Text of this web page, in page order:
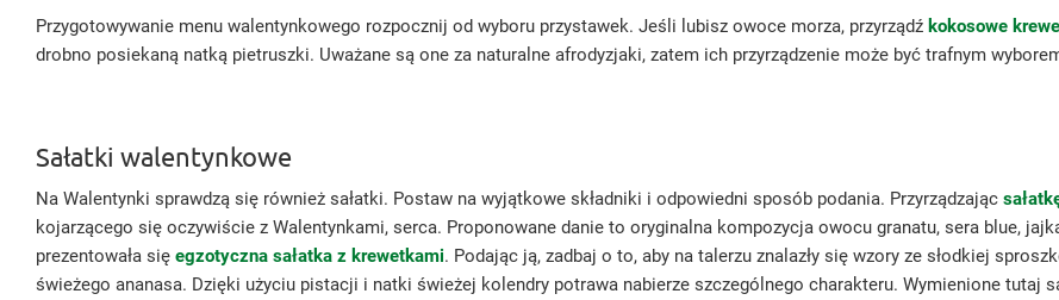
Przygotowywanie menu walentynkowego rozpocznij od wyboru przystawek. Jeśli lubisz owoce morza, przyrządź kokosowe
drobno posiekaną natką pietruszki. Uważane są one za naturalne afrodyzjaki, zatem ich przyrządzenie może być trafnym
Sałatki walentynkowe
Na Walentynki sprawdzą się również sałatki. Postaw na wyjątkowe składniki i odpowiedni sposób podania. Przyrządzając
kojarzącego się oczywiście z Walentynkami, serca. Proponowane danie to oryginalna kompozycja owocu granatu, sera blue,
prezentowała się egzotyczna sałatka z krewetkami. Podając ją, zadbaj o to, aby na talerzu znalazły się wzory ze słodkiej
świeżego ananasa. Dzięki użyciu pistacji i natki świeżej kolendry potrawa nabierze szczególnego charakteru. Wymienione tutaj